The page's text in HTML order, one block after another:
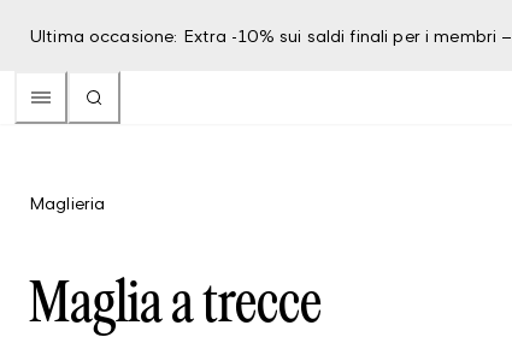
Ultima occasione: Extra -10% sui saldi finali per i membri –
Maglieria
Maglia a trecce